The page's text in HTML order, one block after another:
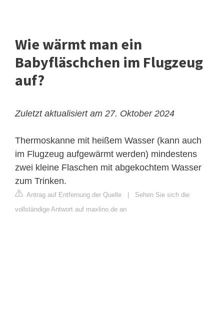
Wie wärmt man ein
Babyfläschchen im Flugzeug
auf?
Zuletzt aktualisiert am 27. Oktober 2024
Thermoskanne mit heißem Wasser (kann auch
im Flugzeug aufgewärmt werden) mindestens
zwei kleine Flaschen mit abgekochtem Wasser
zum Trinken.
Antrag auf Entfernung der Quelle
Sehen Sie sich die
vollständige Antwort auf maxlino.de an